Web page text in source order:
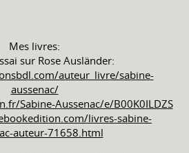
Mes livres:
sur Rose Ausländer:
auteur_livre/sabine-
aussenac/
Sabine-Aussenac/e/B00K0ILDZS
livres-sabine-
auteur-71658.html